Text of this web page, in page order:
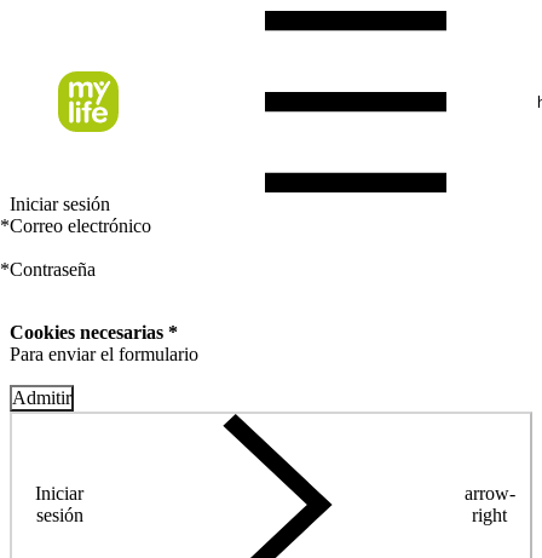
Iniciar sesión
*Correo electrónico
*Contraseña
Cookies necesarias *
Para enviar el formulario
Admitir
Iniciar
sesión
arrow-
right